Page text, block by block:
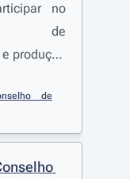
no
de
produção
390 e
à
Portugal
de